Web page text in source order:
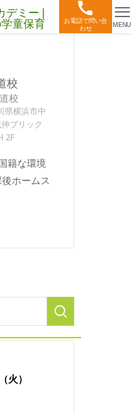
お電話で問い合
わせ
MENU
校
県横浜市中
ブリック
2F
籍な環境
ホームス
火）